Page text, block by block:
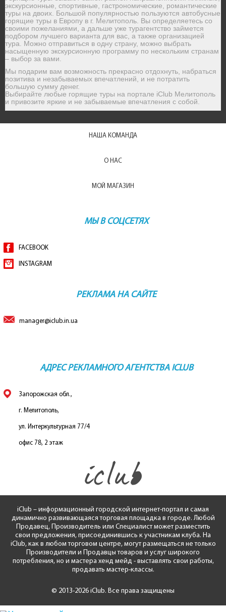
экскурсионные, спортивные, гастрономические, романтические
туры на двоих. Большой популярностью пользуются автобусные
горящие туры в Европу в г. Мелитополь. Вы определяетесь со
своими пожеланиями, а дальше уже турагентство займется
подбором лучшего варианта для вас, а также организацией
тура. Можно отправиться в одну страну, можно выбрать
насыщенную экскурсионную программу по нескольким странам
– выбор за вами.
Мы подарим вам возможность прекрасно отдохнуть, набраться
позитива и незабываемых впечатлений, и не потратить
большую сумму денег.
Выбирайте любые горящие туры на портале iClub Мелитополь
и привозите яркие и не забываемые впечатления с собой.
НАША КОМАНДА
О НАС
МОЙ МАГАЗИН
МЫ В СОЦСЕТЯХ
FACEBOOK
INSTAGRAM
РЕКЛАМА НА САЙТЕ
manager@iclub.in.ua
АДРЕС РЕКЛАМНОГО АГЕНТСТВА ICLUB
Запорожская обл.,
г. Мелитополь,
ул. Интеркультурная 77/4
офис 78, 2 этаж
iClub – информационный городской интернет-портал и самая
динамично развивающаяся торговая площадка в городе. Любой
Продавец, Производитель или Специалист может разместить
свои предложения, присоединившись к участникам клуба. На
iClub, как в любом торговом центре, могут размещаться не только
Производители и Продавцы товаров и услуг широкого
потребления, но и мастера хенд мейд - выставлять свои работы,
продавать мастер-классы.
© 2013-2026 iClub. Все права защищены